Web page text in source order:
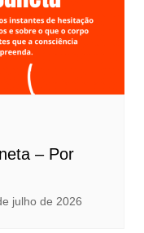
– Por
julho de 2026